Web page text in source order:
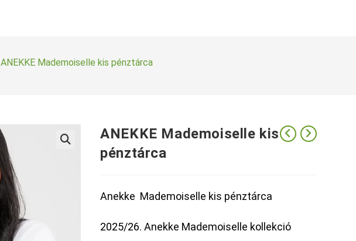
ANEKKE Mademoiselle kis pénztárca
ANEKKE Mademoiselle kis
pénztárca
Anekke Mademoiselle kis pénztárca
2025/26. Anekke Mademoiselle kollekció